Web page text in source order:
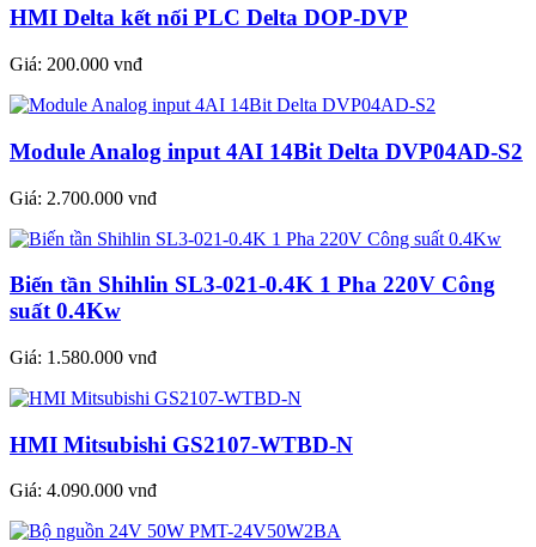
HMI Delta kết nối PLC Delta DOP-DVP
Giá: 200.000 vnđ
Module Analog input 4AI 14Bit Delta DVP04AD-S2
Giá: 2.700.000 vnđ
Biến tần Shihlin SL3-021-0.4K 1 Pha 220V Công
suất 0.4Kw
Giá: 1.580.000 vnđ
HMI Mitsubishi GS2107-WTBD-N
Giá: 4.090.000 vnđ